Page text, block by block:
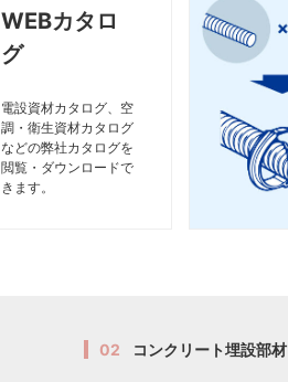
WEBカタロ
グ
電設資材カタログ、空
調・衛生資材カタログ
などの弊社カタログを
閲覧・ダウンロードで
きます。
02 コンクリート埋設部材